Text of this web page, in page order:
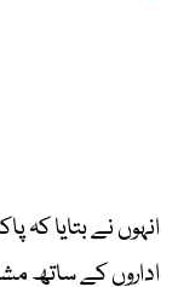
انہوں نے بتایا کہ